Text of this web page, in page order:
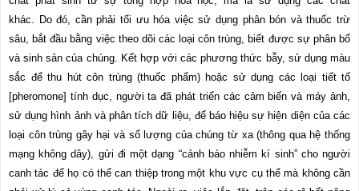
khác. Do đó, cần phải tối ưu hóa việc sử dụng phân bón và thuốc trừ
sâu, bắt đầu bằng việc theo dõi các loại côn trùng, biết được sự phân bố
và sinh sản của chúng. Kết hợp với các phương thức bẫy, sử dụng màu
sắc để thu hút côn trùng (thuốc phẩm) hoặc sử dụng các loại tiết tố
[pheromone] tính dục, người ta đã phát triển các cảm biến và máy ảnh,
sử dụng hình ảnh và phân tích dữ liệu, để báo hiệu sự hiện diện của các
loại côn trùng gây hại và số lượng của chúng từ xa (thông qua hệ thống
mạng không dây), gửi đi một dạng “cảnh báo nhiễm kí sinh” cho người
canh tác để họ có thể can thiệp trong một khu vực cụ thể mà không cần